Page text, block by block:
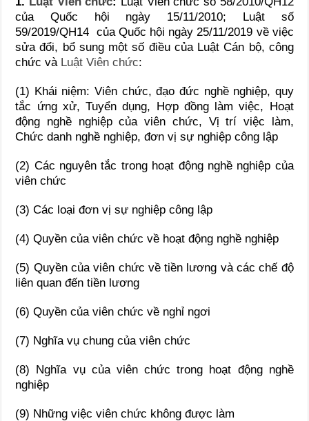
của Quốc hội ngày 15/11/2010; Luật số
59/2019/QH14 của Quốc hội ngày 25/11/2019 về việc
sửa đổi, bổ sung một số điều của Luật Cán bộ, công
chức và Luật Viên chức:
(1) Khái niệm: Viên chức, đạo đức nghề nghiệp, quy
tắc ứng xử, Tuyển dụng, Hợp đồng làm việc, Hoạt
động nghề nghiệp của viên chức, Vị trí việc làm,
Chức danh nghề nghiệp, đơn vị sự nghiệp công lập
(2) Các nguyên tắc trong hoạt động nghề nghiệp của
viên chức
(3) Các loại đơn vị sự nghiệp công lập
(4) Quyền của viên chức về hoạt động nghề nghiệp
(5) Quyền của viên chức về tiền lương và các chế độ
liên quan đến tiền lương
(6) Quyền của viên chức về nghỉ ngơi
(7) Nghĩa vụ chung của viên chức
(8) Nghĩa vụ của viên chức trong hoạt động nghề
nghiệp
(9) Những việc viên chức không được làm